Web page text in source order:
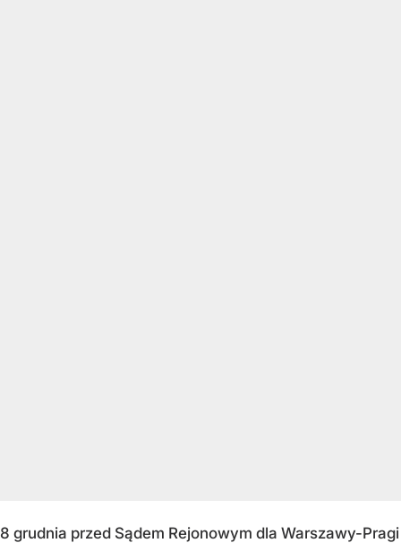
8 grudnia przed Sądem Rejonowym dla Warszawy-Pragi